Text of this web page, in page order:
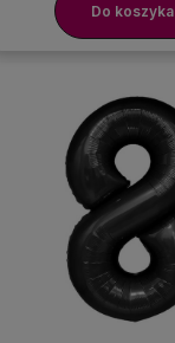
Do koszyka